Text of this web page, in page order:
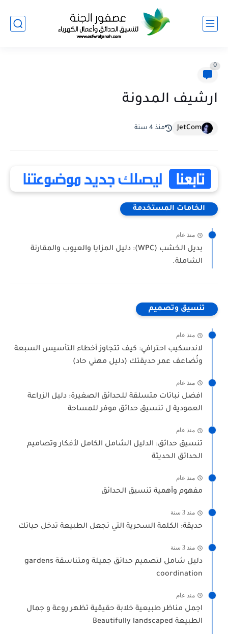
0
ارشيف المدونة
JetCom منذ 4 سنة
الخامات المستخدمة
منذ عام
بديل الخشب (WPC): دليل المزايا والعيوب والمقارنة
الشاملة.
تنسيق وتصميم
منذ عام
لاندسكيب احترافي: كيف تتجاوز أخطاء التأسيس السبعة
وتُضاعف عمر حديقتك (دليل مهني حاد)
منذ عام
افضل نباتات متسلقة للحدائق الصغيرة: دليل الزراعة
العمودية ل تنسيق حدائق موفر للمساحة
منذ عام
تنسيق حدائق: الدليل الشامل الكامل لأفكار وتصاميم
الحدائق الحديثة
منذ عام
مفهوم وأهمية تنسيق الحدائق
منذ 3 سنة
حديقة: الكلمة السحرية التي تجعل الطبيعة تدخل حياتك
منذ 3 سنة
دليل شامل لتصميم حدائق جميلة ومتناسقة gardens
coordination
منذ عام
اجمل مناظر طبيعية خلابة حقيقية تظهر روعة و جمال
الطبيعة Beautifully landscaped